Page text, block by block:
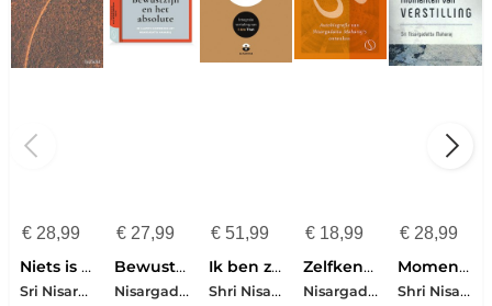
€28,99
Niets is alles
Sri Nisargadatta Maharaj
€27,99
Bewustzijn en het absolute
Nisargadatta Maharaj
€ 51,99
Ik ben zijn
Shri Nisargadatta Maharaj
€ 18,99
Zelfkennis en zelfrealisatie
Nisargadatta Maharaj
€ 28,99
Momenten van verstilling
Shri Nisargadatta Maharaj